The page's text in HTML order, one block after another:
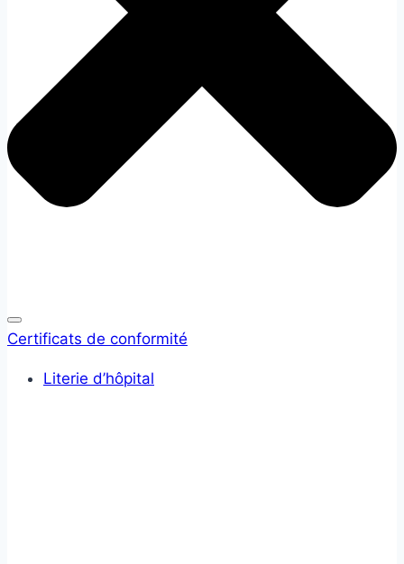
Certificats de conformité
Literie d’hôpital